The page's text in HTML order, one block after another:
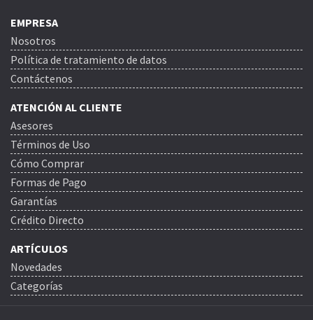
EMPRESA
Nosotros
Política de tratamiento de datos
Contáctenos
ATENCIÓN AL CLIENTE
Asesores
Términos de Uso
Cómo Comprar
Formas de Pago
Garantías
Crédito Directo
ARTÍCULOS
Novedades
Categorías